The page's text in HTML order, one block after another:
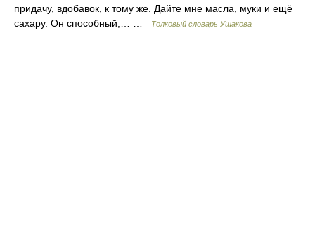
придачу, вдобавок, к тому же. Дайте мне масла, муки и ещё
сахару. Он способный,… …
Толковый словарь Ушакова